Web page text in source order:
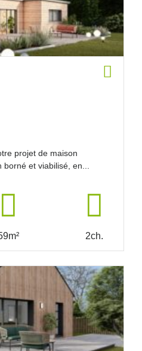
projet de maison
et viabilisé, en...
2ch.